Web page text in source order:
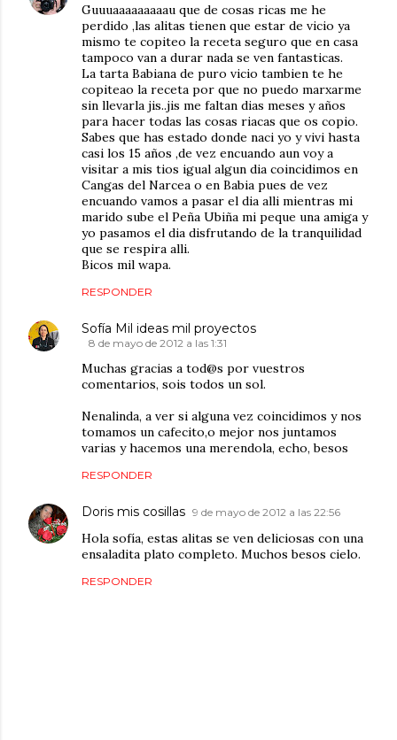
Guuuaaaaaaaaau que de cosas ricas me he
perdido ,las alitas tienen que estar de vicio ya
mismo te copiteo la receta seguro que en casa
tampoco van a durar nada se ven fantasticas.
La tarta Babiana de puro vicio tambien te he
copiteao la receta por que no puedo marxarme
sin llevarla jis..jis me faltan dias meses y años
para hacer todas las cosas riacas que os copio.
Sabes que has estado donde naci yo y vivi hasta
casi los 15 años ,de vez encuando aun voy a
visitar a mis tios igual algun dia coincidimos en
Cangas del Narcea o en Babia pues de vez
encuando vamos a pasar el dia alli mientras mi
marido sube el Peña Ubiña mi peque una amiga y
yo pasamos el dia disfrutando de la tranquilidad
que se respira alli.
Bicos mil wapa.
RESPONDER
Sofía Mil ideas mil proyectos
8 de mayo de 2012 a las 1:31
Muchas gracias a tod@s por vuestros
comentarios, sois todos un sol.
Nenalinda, a ver si alguna vez coincidimos y nos
tomamos un cafecito,o mejor nos juntamos
varias y hacemos una merendola, echo, besos
RESPONDER
Doris mis cosillas 9 de mayo de 2012 a las 22:56
Hola sofía, estas alitas se ven deliciosas con una
ensaladita plato completo. Muchos besos cielo.
RESPONDER